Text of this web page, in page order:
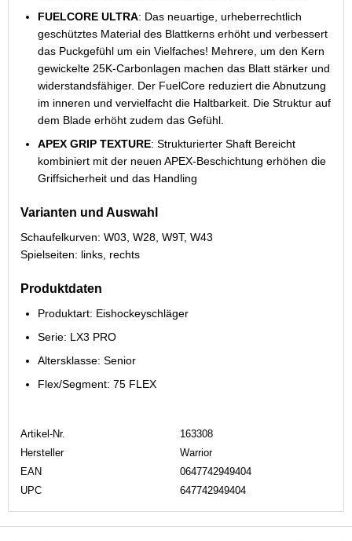
FUELCORE ULTRA: Das neuartige, urheberrechtlich
geschütztes Material des Blattkerns erhöht und verbessert
das Puckgefühl um ein Vielfaches! Mehrere, um den Kern
gewickelte 25K-Carbonlagen machen das Blatt stärker und
widerstandsfähiger. Der FuelCore reduziert die Abnutzung
im inneren und vervielfacht die Haltbarkeit. Die Struktur auf
dem Blade erhöht zudem das Gefühl.
APEX GRIP TEXTURE: Strukturierter Shaft Bereicht
kombiniert mit der neuen APEX-Beschichtung erhöhen die
Griffsicherheit und das Handling
Varianten und Auswahl
Schaufelkurven: W03, W28, W9T, W43
Spielseiten: links, rechts
Produktdaten
Produktart: Eishockeyschläger
Serie: LX3 PRO
Altersklasse: Senior
Flex/Segment: 75 FLEX
Artikel-Nr.
163308
Hersteller
Warrior
EAN
0647742949404
UPC
647742949404